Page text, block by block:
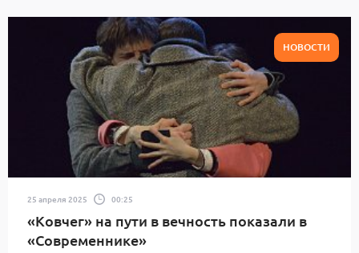
НОВОСТИ
25 апреля 2025 00:25
«Ковчег» на пути в вечность показали в
«Современнике»